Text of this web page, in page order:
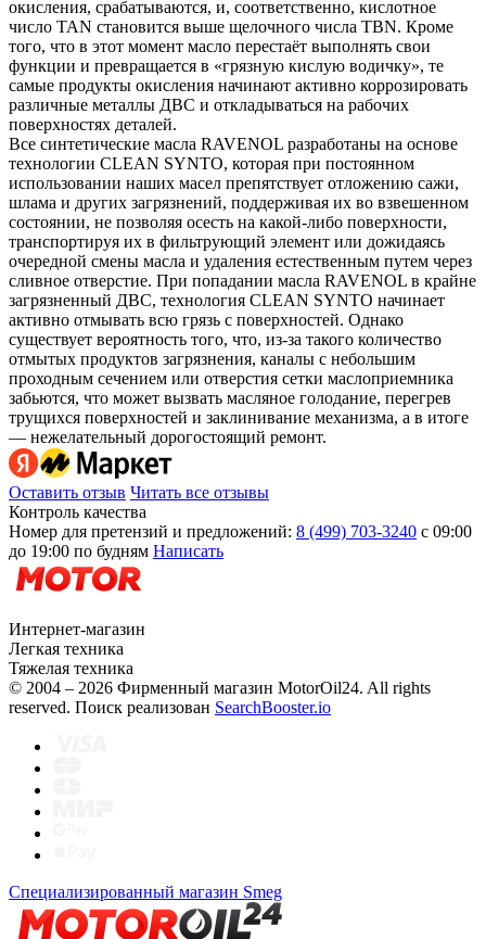
окисления, срабатываются, и, соответственно, кислотное
число TAN становится выше щелочного числа TBN. Кроме
того, что в этот момент масло перестаёт выполнять свои
функции и превращается в «грязную кислую водичку», те
самые продукты окисления начинают активно коррозировать
различные металлы ДВС и откладываться на рабочих
поверхностях деталей.
Все синтетические масла RAVENOL разработаны на основе
технологии CLEAN SYNTO, которая при постоянном
использовании наших масел препятствует отложению сажи,
шлама и других загрязнений, поддерживая их во взвешенном
состоянии, не позволяя осесть на какой-либо поверхности,
транспортируя их в фильтрующий элемент или дожидаясь
очередной смены масла и удаления естественным путем через
сливное отверстие. При попадании масла RAVENOL в крайне
загрязненный ДВС, технология CLEAN SYNTO начинает
активно отмывать всю грязь с поверхностей. Однако
существует вероятность того, что, из-за такого количество
отмытых продуктов загрязнения, каналы с небольшим
проходным сечением или отверстия сетки маслоприемника
забьются, что может вызвать масляное голодание, перегрев
трущихся поверхностей и заклинивание механизма, а в итоге
— нежелательный дорогостоящий ремонт.
Оставить отзыв Читать все отзывы
Контроль качества
Номер для претензий и предложений: 8 (499) 703-3240 с 09:00
до 19:00 по будням Написать
Интернет-магазин
Легкая техника
Тяжелая техника
© 2004 – 2026 Фирменный магазин MotorOil24. All rights
reserved. Поиск реализован SearchBooster.io
Специализированный магазин Smeg